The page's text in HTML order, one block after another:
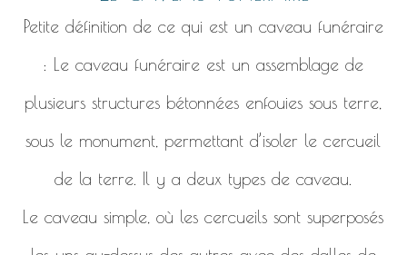
Petite définition de ce qui est un caveau funéraire
: Le caveau funéraire est un assemblage de
plusieurs structures bétonnées enfouies sous terre,
sous le monument, permettant d’isoler le cercueil
de la terre. Il y a deux types de caveau.
Le caveau simple, où les cercueils sont superposés